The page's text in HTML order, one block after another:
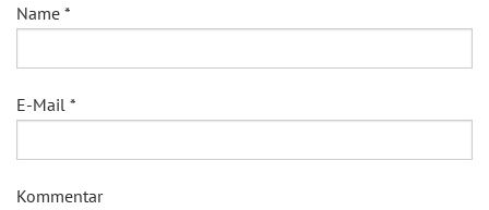
Name *
E-Mail *
Kommentar